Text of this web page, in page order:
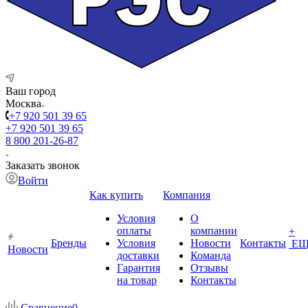
Ваш город
Москва
+7 920 501 39 65
+7 920 501 39 65
8 800 201-26-87
Заказать звонок
Войти
Новости
Бренды
Как купить
Условия
оплаты
Условия
доставки
Гарантия
на товар
Компания
О
компании
Новости
Команда
Отзывы
Контакты
Контакты
+